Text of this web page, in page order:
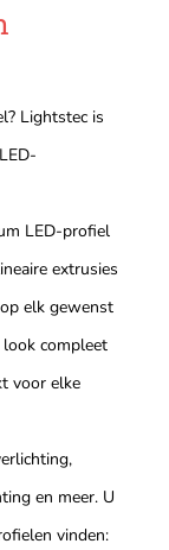
Lightstec is
LED-profiel
extrusies
elk gewenst
compleet
voor elke
en meer. U
vinden: